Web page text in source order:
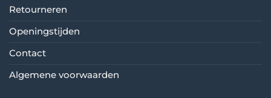
Retourneren
Openingstijden
Contact
Algemene voorwaarden